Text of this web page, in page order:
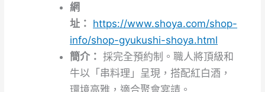
網
址： https://www.shoya.com/shop-
info/shop-gyukushi-shoya.html
簡介： 採完全預約制。職人將頂級和
牛以「串料理」呈現，搭配紅白酒，
環境高雅，適合聚會宴請。